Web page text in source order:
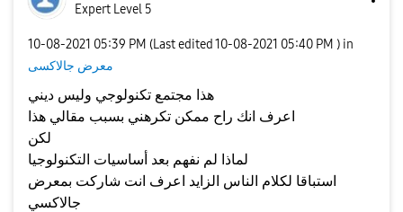
d
e
Expert Level 5
‎10-08-2021 05:39 PM (Last edited ‎10-08-2021 05:40 PM ) in
معرض جالاكسى
هذا مجتمع تكنولوجي وليس ديني
اعرف انك راح ممكن تكرهني بسبب مقالي هذا
لكن
لماذا لم نفهم بعد أساسيات التكنولوجيا
استباقا لكلام الناس الزايد اعرف انت شاركت بمعرض
جالاكسي